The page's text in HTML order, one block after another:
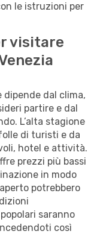
le istruzioni per
visitare
dipende dal clima,
partire e dal
L’alta stagione
di turisti e da
hotel e attività.
prezzi più bassi
in modo
potrebbero
saranno
così